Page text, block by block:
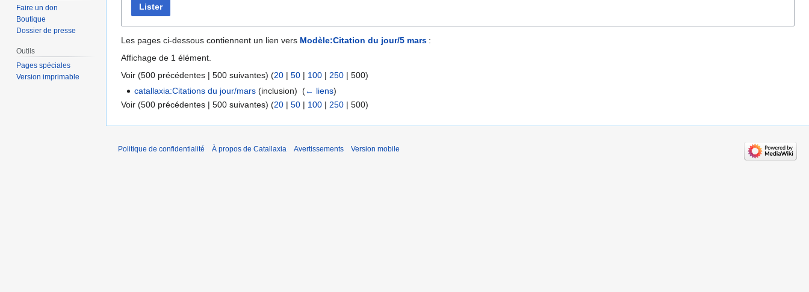
Lister
Les pages ci-dessous contiennent un lien vers Modèle:Citation du jour/5 mars :
Affichage de 1 élément.
Voir (500 précédentes | 500 suivantes) (20 | 50 | 100 | 250 | 500)
catallaxia:Citations du jour/mars (inclusion) ‎(← liens)
Voir (500 précédentes | 500 suivantes) (20 | 50 | 100 | 250 | 500)
Faire un don
Boutique
Dossier de presse
Outils
Pages spéciales
Version imprimable
Politique de confidentialité À propos de Catallaxia Avertissements Version mobile